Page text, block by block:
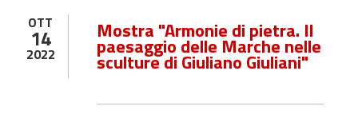
OTT
14
2022
Mostra "Armonie di pietra. Il
paesaggio delle Marche nelle
sculture di Giuliano Giuliani"